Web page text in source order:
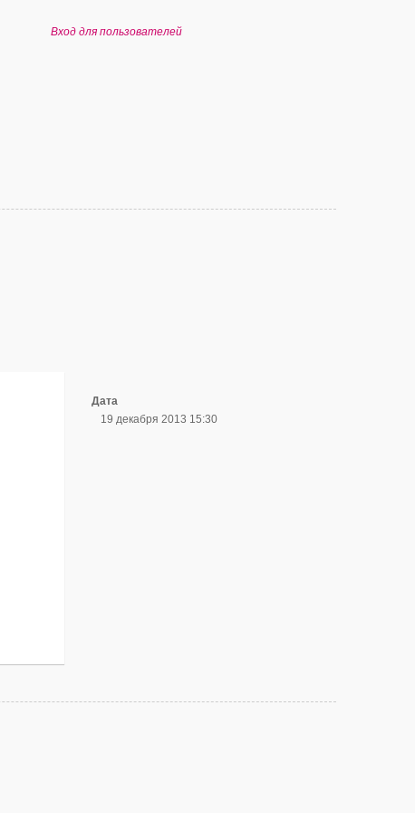
Вход для пользователей
Дата
19 декабря 2013 15:30